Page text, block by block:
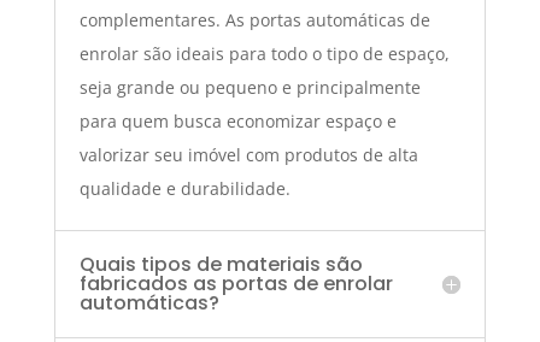
complementares. As portas automáticas de
enrolar são ideais para todo o tipo de espaço,
seja grande ou pequeno e principalmente
para quem busca economizar espaço e
valorizar seu imóvel com produtos de alta
qualidade e durabilidade.
Quais tipos de materiais são
fabricados as portas de enrolar
automáticas?